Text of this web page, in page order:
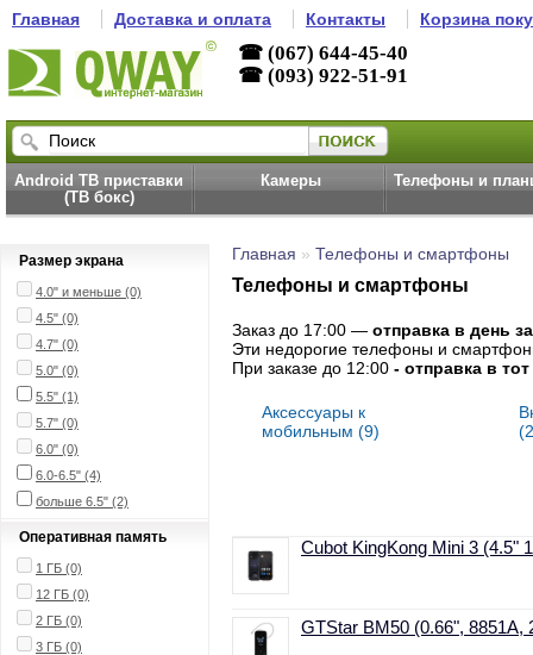
Главная Доставка и оплата Контакты Корзина
☎ (067) 644-45-40
☎ (093) 922-51-91
Android ТВ приставки
(ТВ бокс)
Камеры Телефоны и
Размер экрана
4.0" и меньше (0)
4.5" (0)
4.7" (0)
5.0" (0)
5.5" (1)
5.7" (0)
6.0" (0)
6.0-6.5" (4)
больше 6.5" (2)
Оперативная память
1 ГБ (0)
12 ГБ (0)
2 ГБ (0)
3 ГБ (0)
Главная » Телефоны и смартфоны
Телефоны и смартфоны
Заказ до 17:00 — отправка в день
Эти недорогие телефоны и
При заказе до 12:00 - отправка в
Аксессуары к
мобильным (9)
Cubot KingKong Mini 3 (4.5"
GTStar BM50 (0.66", 8851A,